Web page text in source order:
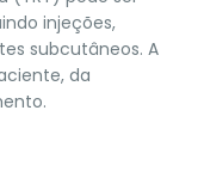
injeções,
subcutâneos. A
da